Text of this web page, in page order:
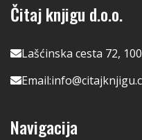
Čitaj knjigu d.o.o.
Lašćinska cesta 72,
Email:
Navigacija